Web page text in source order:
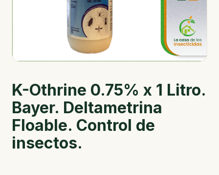
K-Othrine 0.75% x 1 Litro.
Bayer. Deltametrina
Floable. Control de
insectos.